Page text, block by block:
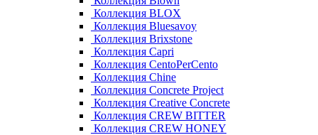
Коллекция BLOX
Коллекция Bluesavoy
Коллекция Brixstone
Коллекция Capri
Коллекция CentoPerCento
Коллекция Chine
Коллекция Concrete Project
Коллекция Creative Concrete
Коллекция CREW BITTER
Коллекция CREW HONEY